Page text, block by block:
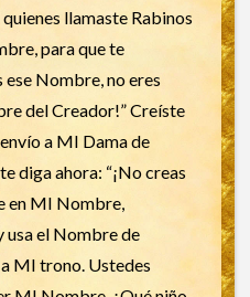
llamaste Rabinos
para que te
ese Nombre, no eres
del Creador!” Creíste
a MI Dama de
diga ahora: “¡No creas
en MI Nombre,
usa el Nombre de
MI trono. Ustedes